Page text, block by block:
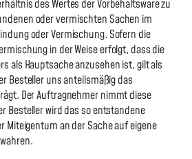
des Wertes der Vorbehaltsware zu
oder vermischten Sachen im
oder Vermischung. Sofern die
in der Weise erfolgt, dass die
als Hauptsache anzusehen ist, gilt als
Besteller uns anteilsmäßig das
Der Auftragnehmer nimmt diese
Besteller wird das so entstandene
Miteigentum an der Sache auf eigene